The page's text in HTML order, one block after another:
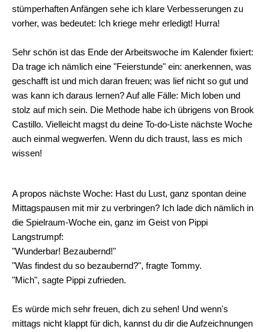
stümperhaften Anfängen sehe ich klare Verbesserungen zu
vorher, was bedeutet: Ich kriege mehr erledigt! Hurra!
Sehr schön ist das Ende der Arbeitswoche im Kalender fixiert:
Da trage ich nämlich eine "Feierstunde" ein: anerkennen, was
geschafft ist und mich daran freuen; was lief nicht so gut und
was kann ich daraus lernen? Auf alle Fälle: Mich loben und
stolz auf mich sein. Die Methode habe ich übrigens von Brook
Castillo. Vielleicht magst du deine To-do-Liste nächste Woche
auch einmal wegwerfen. Wenn du dich traust, lass es mich
wissen!
A propos nächste Woche: Hast du Lust, ganz spontan deine
Mittagspausen mit mir zu verbringen? Ich lade dich nämlich in
die Spielraum-Woche ein, ganz im Geist von Pippi
Langstrumpf:
"Wunderbar! Bezaubernd!"
"Was findest du so bezaubernd?", fragte Tommy.
"Mich", sagte Pippi zufrieden.
Es würde mich sehr freuen, dich zu sehen! Und wenn's
mittags nicht klappt für dich, kannst du dir die Aufzeichnungen